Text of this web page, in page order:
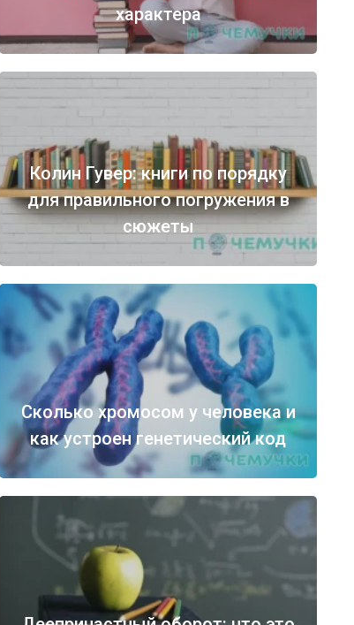
характера
Колин Гувер: книги по порядку
для правильного погружения в
сюжеты
Сколько хромосом у человека и
как устроен генетический код